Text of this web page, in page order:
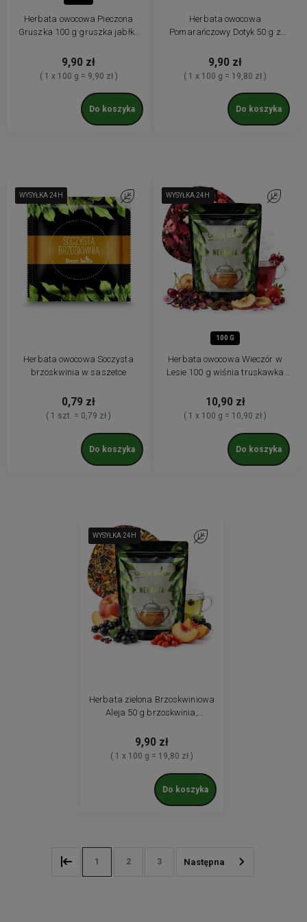
Herbata owocowa Pieczona
Gruszka 100 g gruszka jabłko
9,90 zł
( 1 x 100 g = 9,90 zł )
Do koszyka
Herbata owocowa
Pomarańczowy Dotyk 50 g z
9,90 zł
( 1 x 100 g = 19,80 zł )
Do koszyka
WYSYŁKA 24H
WYSYŁKA 24H
WYSYŁKA 24H
WYSYŁKA 24H
WYSYŁKA 24H
WYSYŁKA 24H
Herbata owocowa Soczysta
brzoskwinia w saszetce
0,79 zł
( 1 szt. = 0,79 zł )
Do koszyka
Do ulubionych
100 G
WYSYŁKA 24H
WYSYŁKA 24H
WYSYŁKA 24H
WYSYŁKA 24H
WYSYŁKA 24H
WYSYŁKA 24H
Herbata owocowa Wieczór w
Lesie 100 g wiśnia truskawka
10,90 zł
( 1 x 100 g = 10,90 zł )
Do koszyka
Do
WYSYŁKA 24H
WYSYŁKA 24H
WYSYŁKA 24H
WYSYŁKA 24H
Herbata zielona Brzoskwiniowa
Aleja 50 g brzoskwinia,
9,90 zł
( 1 x 100 g = 19,80 zł )
Do koszyka
Do ulubionych
1 2 3